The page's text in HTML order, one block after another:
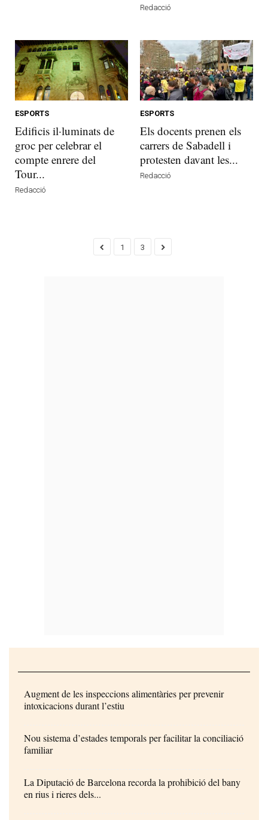
Redacció
ESPORTS
Edificis il·luminats de
groc per celebrar el
compte enrere del
Tour...
Redacció
ESPORTS
Els docents prenen els
carrers de Sabadell i
protesten davant les...
Redacció
1 3
Augment de les inspeccions alimentàries per prevenir
intoxicacions durant l’estiu
Nou sistema d’estades temporals per facilitar la conciliació
familiar
La Diputació de Barcelona recorda la prohibició del bany
en rius i rieres dels...